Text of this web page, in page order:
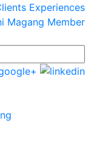
Experiences
Magang Member